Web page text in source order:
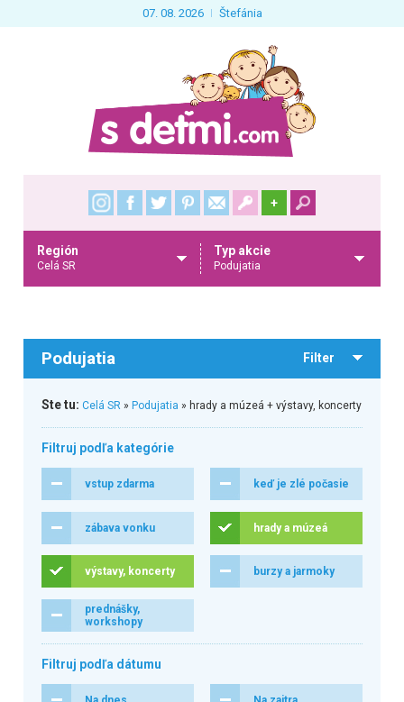
07. 08. 2026 Štefánia
+
Región
Celá SR
Typ akcie
Podujatia
Podujatia Filter
Ste tu: Celá SR» Podujatia » hrady a múzeá + výstavy, koncerty
Filtruj podľa kategórie
vstup zdarma keď je zlé počasie
zábava vonku hrady a múzeá
výstavy, koncerty burzy a jarmoky
prednášky,
workshopy
Filtruj podľa dátumu